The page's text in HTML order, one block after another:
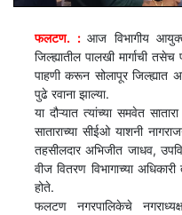
फलटण. :आज विभागीय
जिल्ह्यातील पालखी मार्गाची
पाहणी करून सोलापूर जिल्ह्यात
पुढे रवाना झाल्या.
या दौऱ्यात त्यांच्या समवेत
साताराच्या सीईओ याशनी
तहसीलदार अभिजीत जाधव,
वीज वितरण विभागाच्या
होते.
फलटण नगरपालिकेचे